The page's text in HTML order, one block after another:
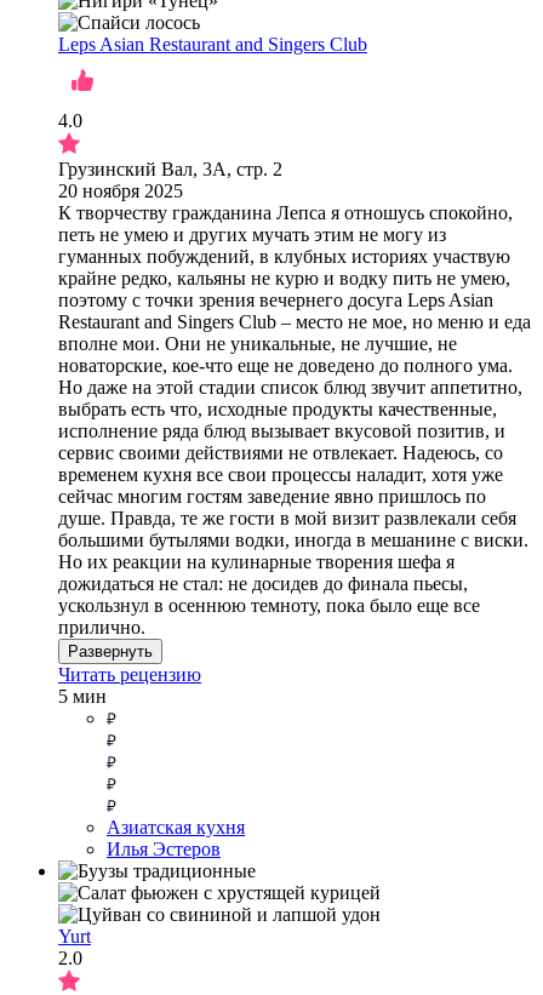
Leps Asian Restaurant and Singers Club
4.0
Грузинский Вал, 3А, стр. 2
20 ноября 2025
К творчеству гражданина Лепса я отношусь спокойно,
петь не умею и других мучать этим не могу из
гуманных побуждений, в клубных историях участвую
крайне редко, кальяны не курю и водку пить не умею,
поэтому с точки зрения вечернего досуга Leps Asian
Restaurant and Singers Club – место не мое, но меню и еда
вполне мои. Они не уникальные, не лучшие, не
новаторские, кое-что еще не доведено до полного ума.
Но даже на этой стадии список блюд звучит аппетитно,
выбрать есть что, исходные продукты качественные,
исполнение ряда блюд вызывает вкусовой позитив, и
сервис своими действиями не отвлекает. Надеюсь, со
временем кухня все свои процессы наладит, хотя уже
сейчас многим гостям заведение явно пришлось по
душе. Правда, те же гости в мой визит развлекали себя
большими бутылями водки, иногда в мешанине с виски.
Но их реакции на кулинарные творения шефа я
дожидаться не стал: не досидев до финала пьесы,
ускользнул в осеннюю темноту, пока было еще все
прилично.
Развернуть
Читать рецензию
5 мин
Азиатская кухня
Илья Эстеров
Yurt
2.0